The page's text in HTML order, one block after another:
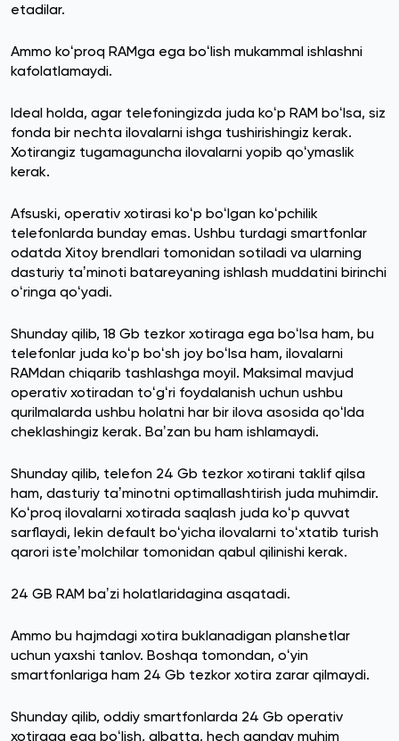
etadilar.
Ammo koʻproq RAMga ega boʻlish mukammal ishlashni
kafolatlamaydi.
Ideal holda, agar telefoningizda juda koʻp RAM boʻlsa, siz
fonda bir nechta ilovalarni ishga tushirishingiz kerak.
Xotirangiz tugamaguncha ilovalarni yopib qoʻymaslik
kerak.
Afsuski, operativ xotirasi koʻp boʻlgan koʻpchilik
telefonlarda bunday emas. Ushbu turdagi smartfonlar
odatda Xitoy brendlari tomonidan sotiladi va ularning
dasturiy taʼminoti batareyaning ishlash muddatini birinchi
oʻringa qoʻyadi.
Shunday qilib, 18 Gb tezkor xotiraga ega boʻlsa ham, bu
telefonlar juda koʻp boʻsh joy boʻlsa ham, ilovalarni
RAMdan chiqarib tashlashga moyil. Maksimal mavjud
operativ xotiradan toʻgʻri foydalanish uchun ushbu
qurilmalarda ushbu holatni har bir ilova asosida qoʻlda
cheklashingiz kerak. Baʼzan bu ham ishlamaydi.
Shunday qilib, telefon 24 Gb tezkor xotirani taklif qilsa
ham, dasturiy taʼminotni optimallashtirish juda muhimdir.
Koʻproq ilovalarni xotirada saqlash juda koʻp quvvat
sarflaydi, lekin default boʻyicha ilovalarni toʻxtatib turish
qarori isteʼmolchilar tomonidan qabul qilinishi kerak.
24 GB RAM baʼzi holatlaridagina asqatadi.
Ammo bu hajmdagi xotira buklanadigan planshetlar
uchun yaxshi tanlov. Boshqa tomondan, oʻyin
smartfonlariga ham 24 Gb tezkor xotira zarar qilmaydi.
Shunday qilib, oddiy smartfonlarda 24 Gb operativ
xotiraga ega boʻlish, albatta, hech qanday muhim